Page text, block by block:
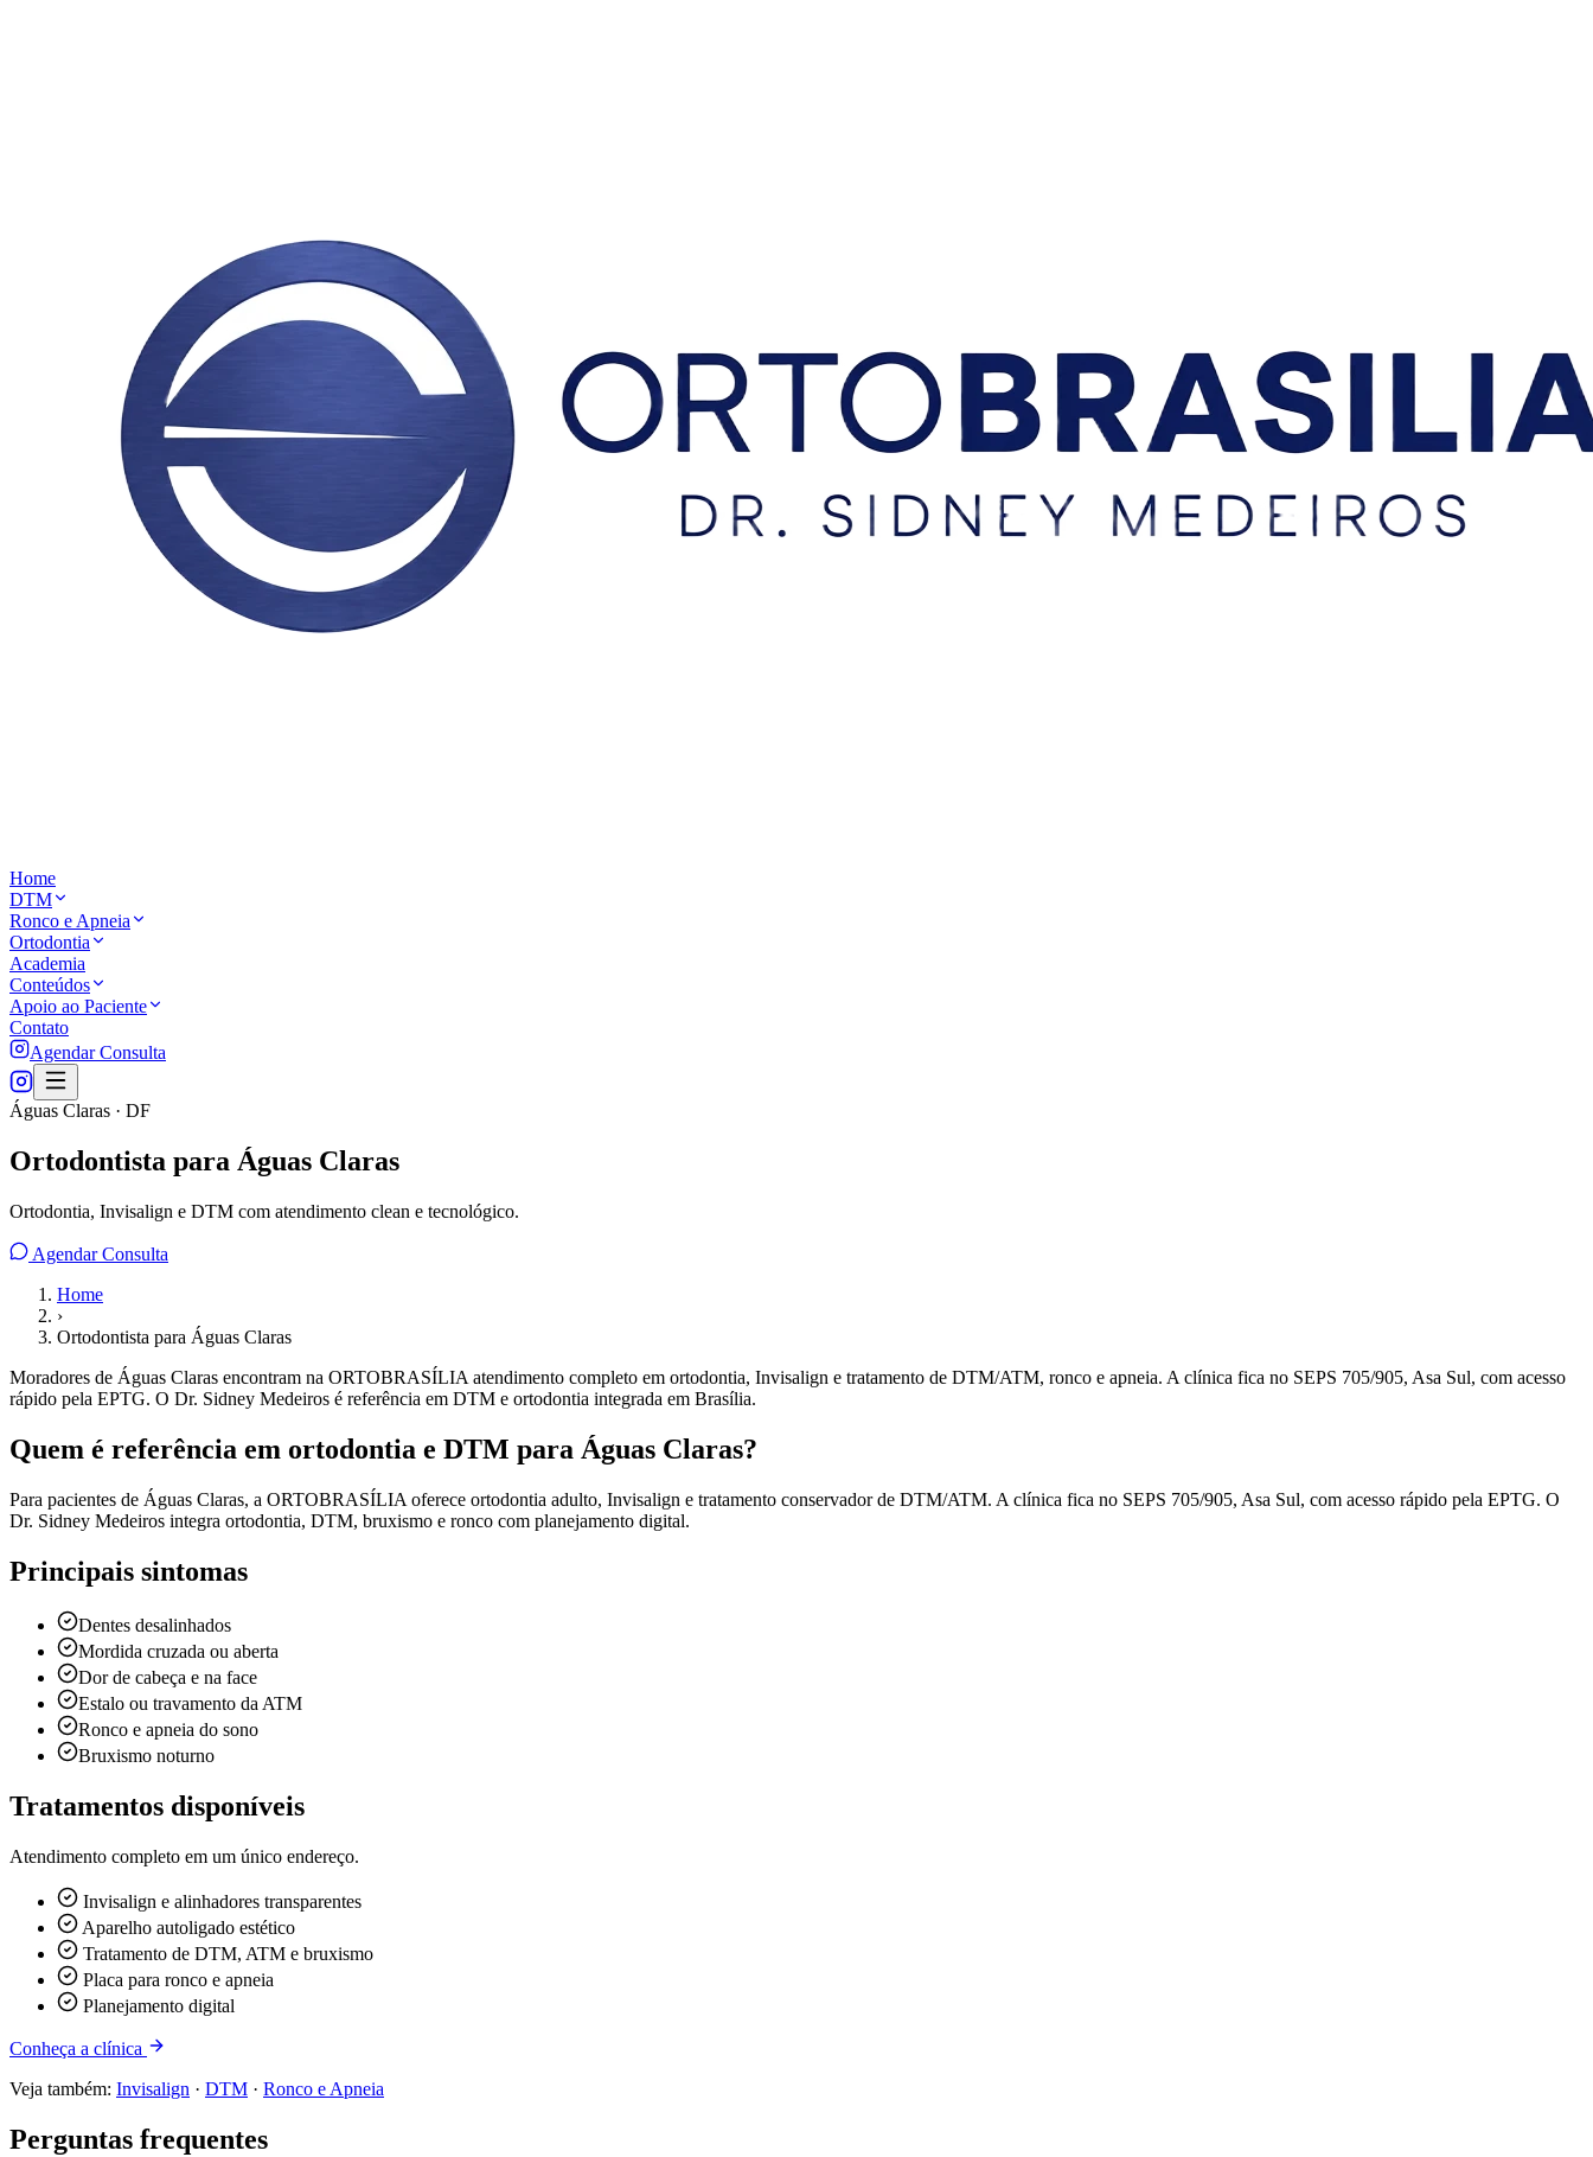
Home
DTM
Ronco e Apneia
Ortodontia
Academia
Conteúdos
Apoio ao Paciente
Contato
Agendar Consulta
Águas Claras · DF
Ortodontista para Águas Claras
Ortodontia, Invisalign e DTM com atendimento clean e tecnológico.
Agendar Consulta
Home
›
Ortodontista para Águas Claras
Moradores de Águas Claras encontram na ORTOBRASÍLIA atendimento completo em ortodontia, Invisalign e tratamento de DTM/ATM, ronco e apneia. A clínica fica no SEPS 705/905, Asa Sul, com acesso
rápido pela EPTG. O Dr. Sidney Medeiros é referência em DTM e ortodontia integrada em Brasília.
Quem é referência em ortodontia e DTM para Águas Claras?
Para pacientes de Águas Claras, a ORTOBRASÍLIA oferece ortodontia adulto, Invisalign e tratamento conservador de DTM/ATM. A clínica fica no SEPS 705/905, Asa Sul, com acesso rápido pela EPTG. O
Dr. Sidney Medeiros integra ortodontia, DTM, bruxismo e ronco com planejamento digital.
Principais sintomas
Dentes desalinhados
Mordida cruzada ou aberta
Dor de cabeça e na face
Estalo ou travamento da ATM
Ronco e apneia do sono
Bruxismo noturno
Tratamentos disponíveis
Atendimento completo em um único endereço.
Invisalign e alinhadores transparentes
Aparelho autoligado estético
Tratamento de DTM, ATM e bruxismo
Placa para ronco e apneia
Planejamento digital
Conheça a clínica
Veja também: Invisalign · DTM · Ronco e Apneia
Perguntas frequentes